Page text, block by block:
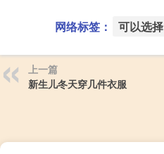
网络标签： 可以选择
上一篇
新生儿冬天穿几件衣服